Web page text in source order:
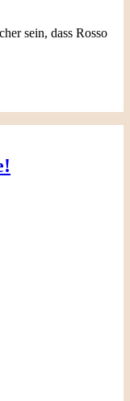
sein, dass Rosso